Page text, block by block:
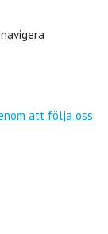
att följa oss